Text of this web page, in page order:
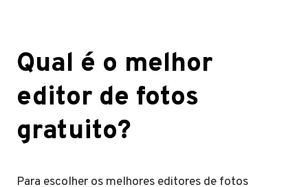
Qual é o melhor
editor de fotos
gratuito?
Para escolher os melhores editores de fotos